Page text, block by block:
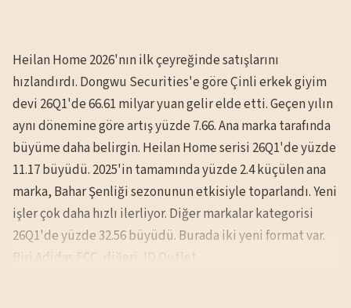
Heilan Home 2026'nın ilk çeyreğinde satışlarını
hızlandırdı. Dongwu Securities'e göre Çinli erkek giyim
devi 26Q1'de 66.61 milyar yuan gelir elde etti. Geçen yılın
aynı dönemine göre artış yüzde 7.66. Ana marka tarafında
büyüme daha belirgin. Heilan Home serisi 26Q1'de yüzde
11.17 büyüdü. 2025'in tamamında yüzde 2.4 küçülen ana
marka, Bahar Şenliği sezonunun etkisiyle toparlandı. Yeni
işler çok daha hızlı ilerliyor. Diğer markalar kategorisi
26Q1'de yüzde 32.56 büyüdü. Burada iki yeni format var.
Biri Adidas FCC, diğeri JD Outlet.